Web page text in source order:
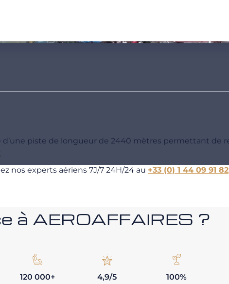
piste de longueur de 2440 mètres permettant de
nos experts aériens 7J/7 24H/24 au +33 (0) 1 44 09 91 82
à AEROAFFAIRES ?
120 000+
4,9/5
100%